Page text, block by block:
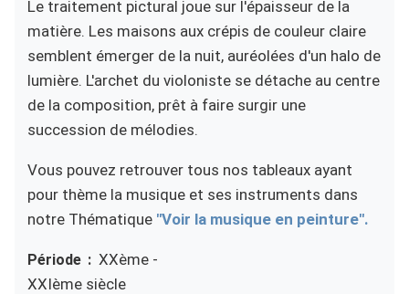
Le traitement pictural joue sur l'épaisseur de la
matière. Les maisons aux crépis de couleur claire
semblent émerger de la nuit, auréolées d'un halo de
lumière. L'archet du violoniste se détache au centre
de la composition, prêt à faire surgir une
succession de mélodies.
Vous pouvez retrouver tous nos tableaux ayant
pour thème la musique et ses instruments dans
notre Thématique "Voir la musique en peinture".
Période
XXème -
XXIème siècle